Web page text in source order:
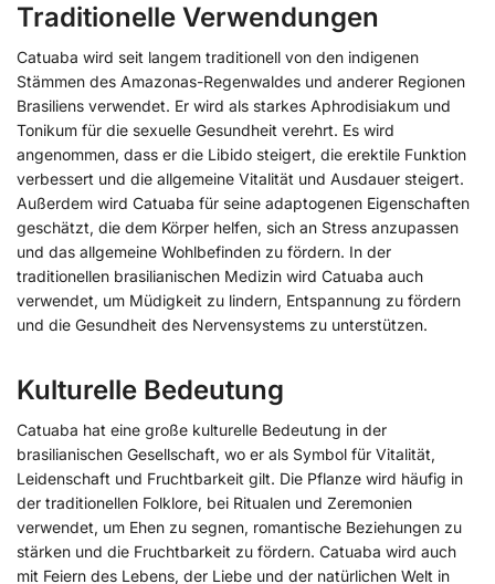
Traditionelle Verwendungen
Catuaba wird seit langem traditionell von den indigenen
Stämmen des Amazonas-Regenwaldes und anderer Regionen
Brasiliens verwendet. Er wird als starkes Aphrodisiakum und
Tonikum für die sexuelle Gesundheit verehrt. Es wird
angenommen, dass er die Libido steigert, die erektile Funktion
verbessert und die allgemeine Vitalität und Ausdauer steigert.
Außerdem wird Catuaba für seine adaptogenen Eigenschaften
geschätzt, die dem Körper helfen, sich an Stress anzupassen
und das allgemeine Wohlbefinden zu fördern. In der
traditionellen brasilianischen Medizin wird Catuaba auch
verwendet, um Müdigkeit zu lindern, Entspannung zu fördern
und die Gesundheit des Nervensystems zu unterstützen.
Kulturelle Bedeutung
Catuaba hat eine große kulturelle Bedeutung in der
brasilianischen Gesellschaft, wo er als Symbol für Vitalität,
Leidenschaft und Fruchtbarkeit gilt. Die Pflanze wird häufig in
der traditionellen Folklore, bei Ritualen und Zeremonien
verwendet, um Ehen zu segnen, romantische Beziehungen zu
stärken und die Fruchtbarkeit zu fördern. Catuaba wird auch
mit Feiern des Lebens, der Liebe und der natürlichen Welt in